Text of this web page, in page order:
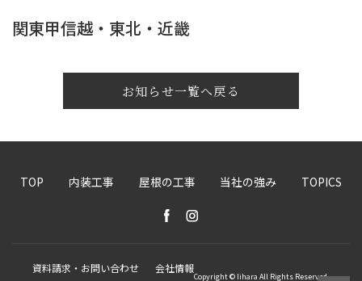
関東甲信越・東北・近畿
お知らせ一覧へ戻る
TOP 内装工事 屋根の工事 当社の強み TOPICS
資料請求・お問い合わせ 会社情報
Copyright © Iihara All Rights Reserved.